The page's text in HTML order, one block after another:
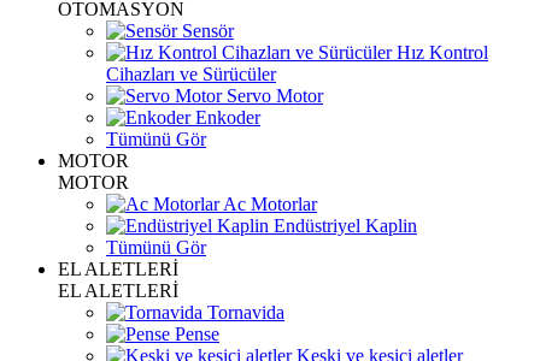
OTOMASYON
Sensör
Hız Kontrol
Cihazları ve Sürücüler
Servo Motor
Enkoder
Tümünü Gör
MOTOR
MOTOR
Ac Motorlar
Endüstriyel Kaplin
Tümünü Gör
EL ALETLERİ
EL ALETLERİ
Tornavida
Pense
Keski ve kesici aletler